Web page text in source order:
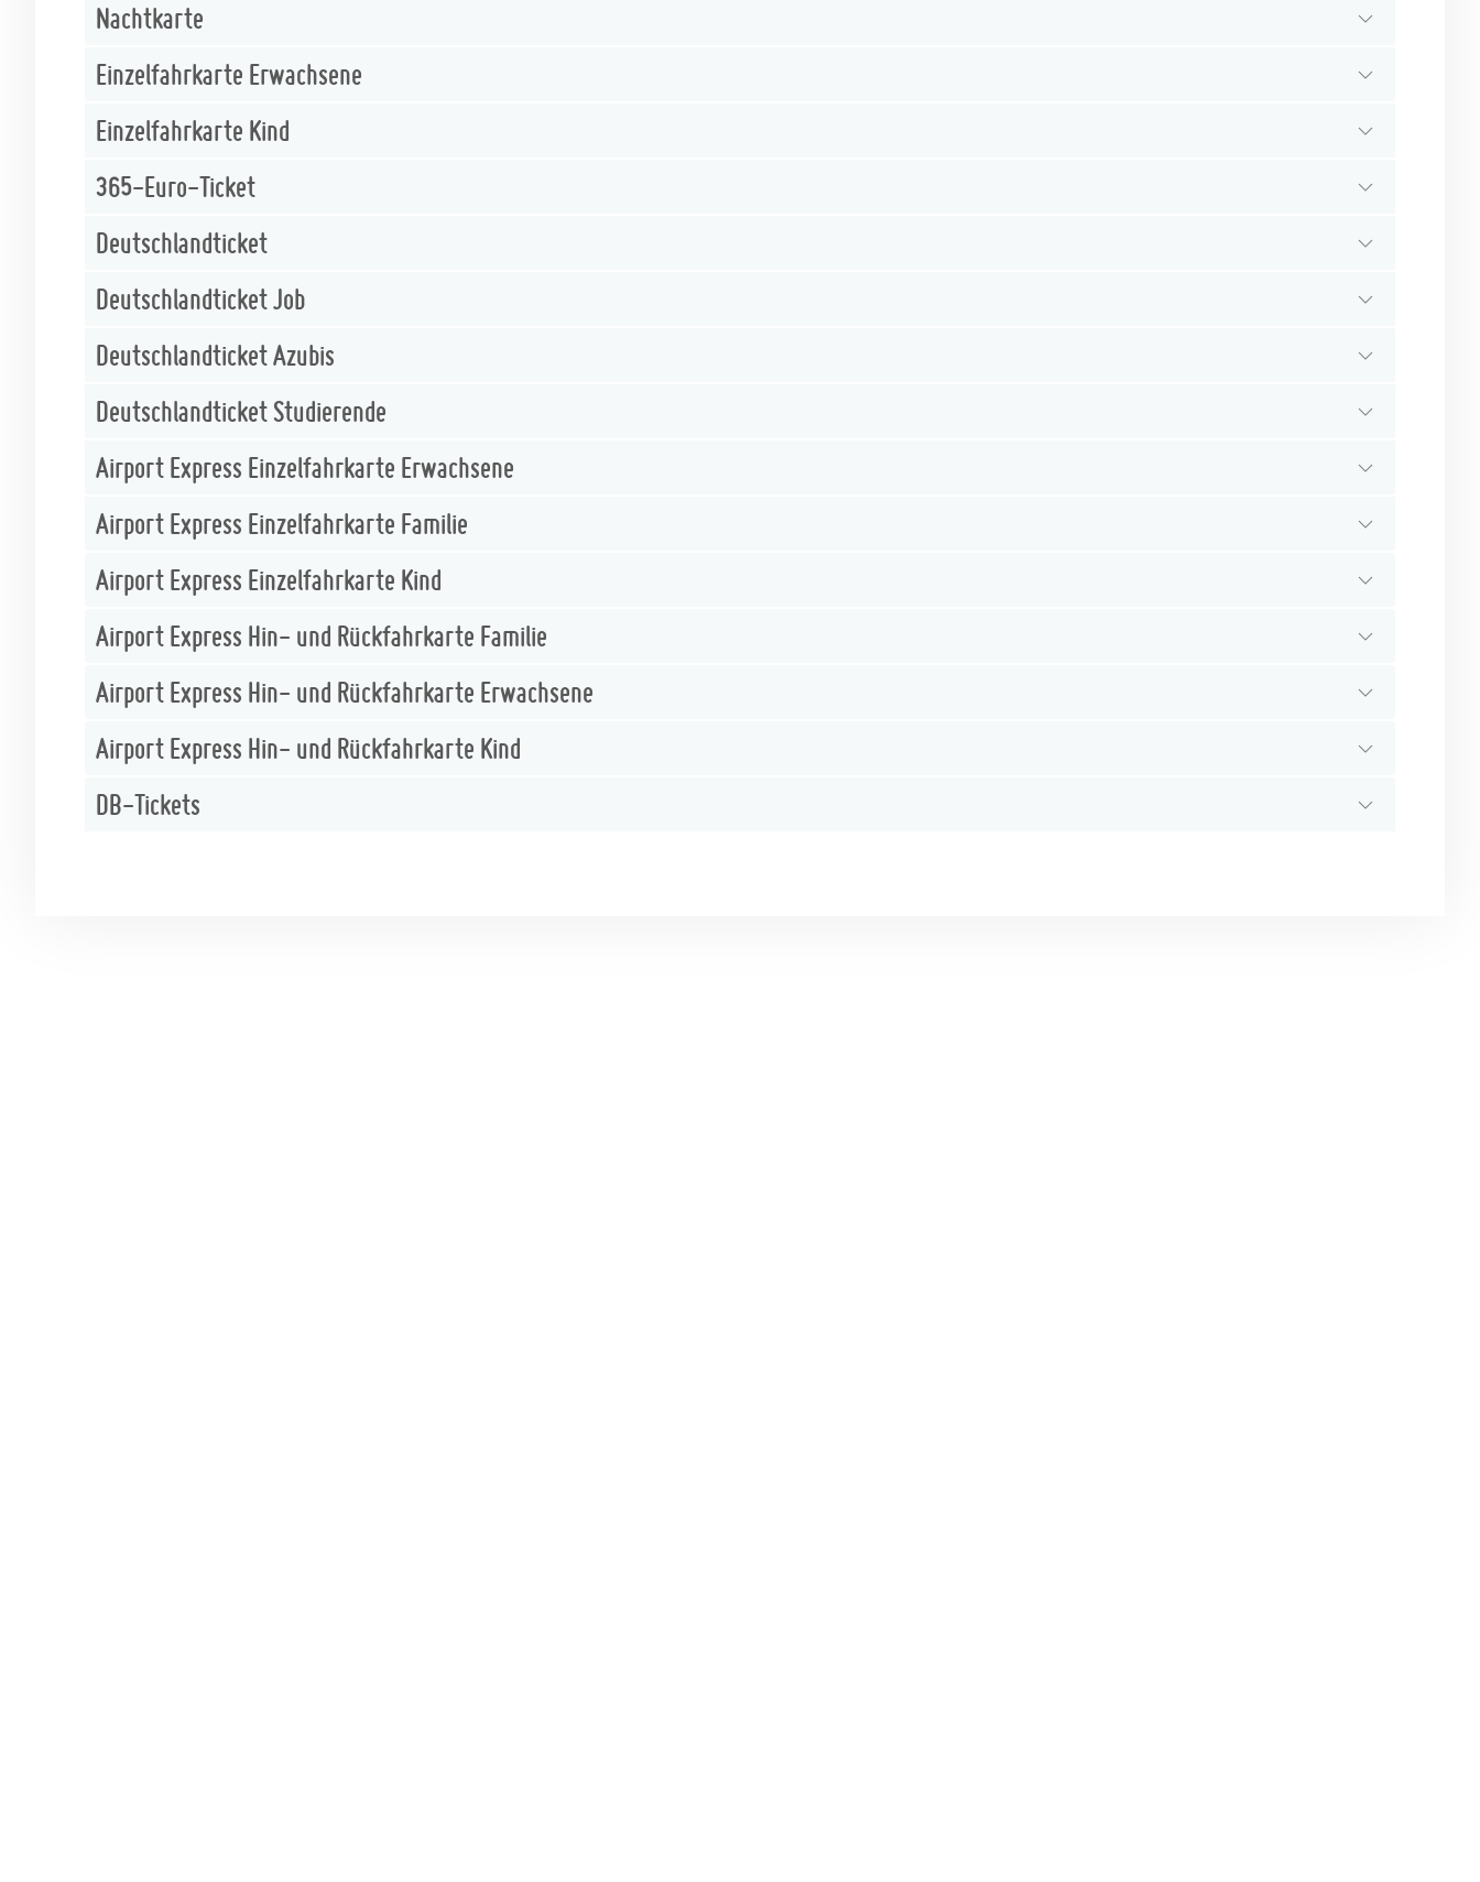
Nachtkarte
Einzelfahrkarte Erwachsene
Einzelfahrkarte Kind
365-Euro-Ticket
Deutschlandticket
Deutschlandticket Job
Deutschlandticket Azubis
Deutschlandticket Studierende
Airport Express Einzelfahrkarte Erwachsene
Airport Express Einzelfahrkarte Familie
Airport Express Einzelfahrkarte Kind
Airport Express Hin- und Rückfahrkarte Familie
Airport Express Hin- und Rückfahrkarte Erwachsene
Airport Express Hin- und Rückfahrkarte Kind
DB-Tickets